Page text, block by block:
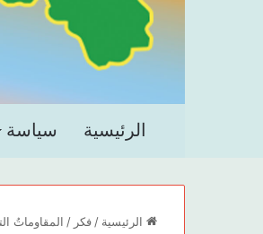
الرئيسية سياسة
الرئيسية / فكر / المقاوماتُ